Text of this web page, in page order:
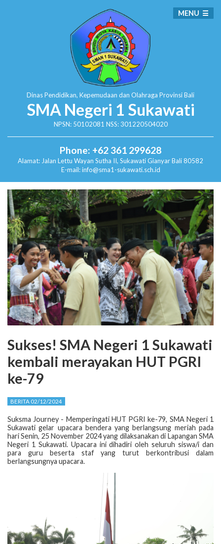
Dinas Pendidikan, Kepemudaan dan Olahraga Provinsi Bali
SMA Negeri 1 Sukawati
NPSN: 50102081 NSS: 301220504020
Phone: +62 361 299628
Alamat: Jalan Lettu Wayan Sutha II, SukawatiGianyar Bali 80582
E-mail: info@sma1-sukawati.sch.id
MENU
Sukses! SMA Negeri 1 Sukawati
kembali merayakan HUT PGRI
ke-79
BERITA 02/12/2024
Suksma Journey - Memperingati HUT PGRI ke-79, SMA Negeri 1
Sukawati gelar upacara bendera yang berlangsung meriah pada
hari Senin, 25 November 2024 yang dilaksanakan di Lapangan SMA
Negeri 1 Sukawati. Upacara ini dihadiri oleh seluruh siswa/i dan
para guru beserta staf yang turut berkontribusi dalam
berlangsungnya upacara.